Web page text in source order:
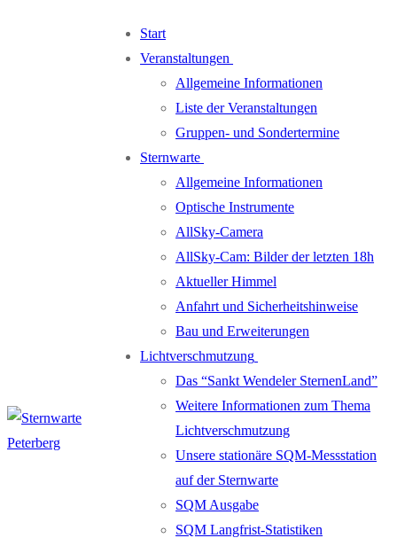
Start
Veranstaltungen
Allgemeine Informationen
Liste der Veranstaltungen
Gruppen- und Sondertermine
Sternwarte
Allgemeine Informationen
Optische Instrumente
AllSky-Camera
AllSky-Cam: Bilder der letzten 18h
Aktueller Himmel
Anfahrt und Sicherheitshinweise
Bau und Erweiterungen
Lichtverschmutzung
Das “Sankt Wendeler SternenLand”
Weitere Informationen zum Thema
Lichtverschmutzung
Unsere stationäre SQM-Messstation
auf der Sternwarte
SQM Ausgabe
SQM Langfrist-Statistiken